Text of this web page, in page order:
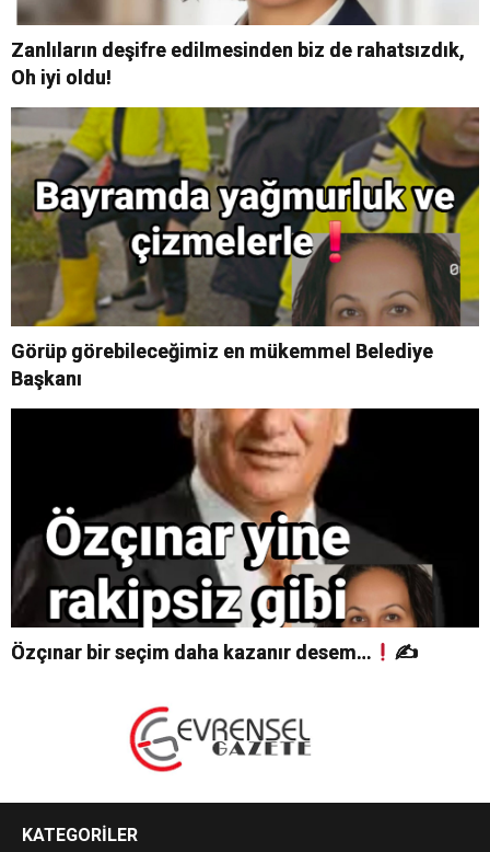
Zanlıların deşifre edilmesinden biz de rahatsızdık,
Oh iyi oldu!
Görüp görebileceğimiz en mükemmel Belediye
Başkanı
Özçınar bir seçim daha kazanır desem… ✍
KATEGORİLER